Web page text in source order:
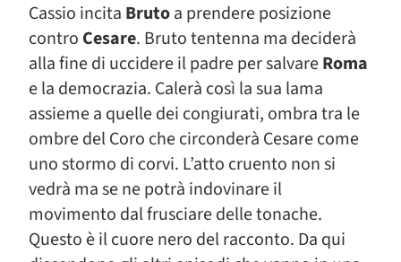
Cassio incita Brutoa prendere posizione
contro Cesare. Bruto tentenna ma deciderà
alla fine di uccidere il padre per salvareRoma
e la democrazia. Calerà così la sua lama
assieme a quelle dei congiurati, ombra tra le
ombre del Coro che circonderà Cesare come
uno stormo di corvi. L’atto cruento non si
vedrà ma se ne potrà indovinare il
movimento dal frusciare delle tonache.
Questo è il cuore nero del racconto. Da qui